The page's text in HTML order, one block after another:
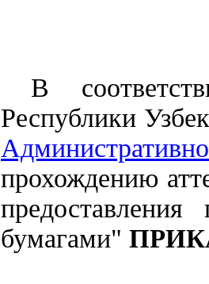
В
Республики
прохождению
бумагами"